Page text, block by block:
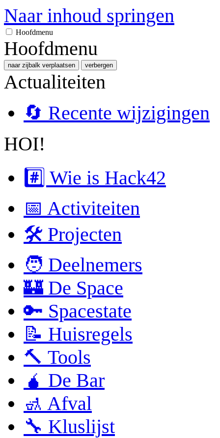
Naar inhoud springen
Hoofdmenu
Hoofdmenu
naar zijbalk verplaatsen verbergen
Actualiteiten
🔄 Recente wijzigingen
HOI!
#️⃣ Wie is Hack42
📅 Activiteiten
🛠 Projecten
🧑 Deelnemers
🏰 De Space
🔑 Spacestate
📝 Huisregels
🔨 Tools
🧉 De Bar
🚮 Afval
🔧 Kluslijst